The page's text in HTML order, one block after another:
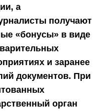
а
получают
«бонусы» в виде
и заранее
документов. При
орган